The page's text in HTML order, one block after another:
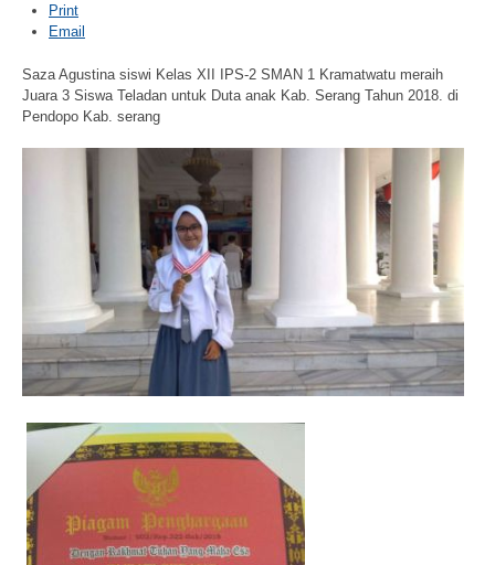
Print
Email
Saza Agustina siswi Kelas XII IPS-2 SMAN 1 Kramatwatu meraih
Juara 3 Siswa Teladan untuk Duta anak Kab. Serang Tahun 2018. di
Pendopo Kab. serang